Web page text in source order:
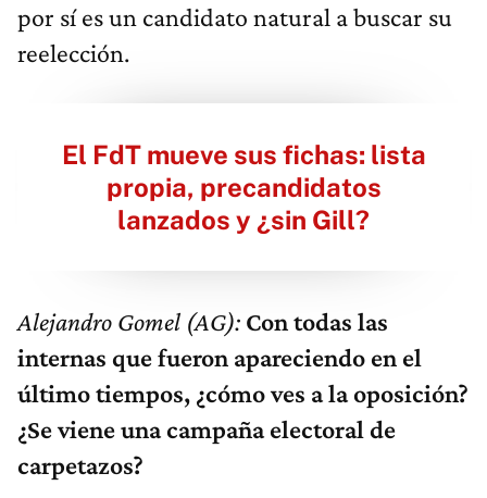
por sí es un candidato natural a buscar su
reelección.
El FdT mueve sus fichas: lista
propia, precandidatos
lanzados y ¿sin Gill?
Alejandro Gomel (AG): Con todas las
internas que fueron apareciendo en el
último tiempos, ¿cómo ves a la oposición?
¿Se viene una campaña electoral de
carpetazos?